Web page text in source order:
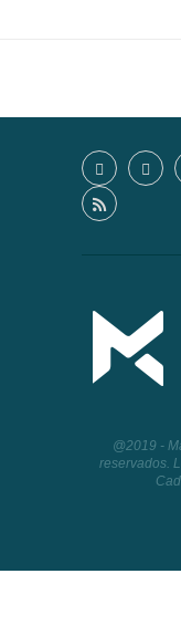
@2019 -
reservados.